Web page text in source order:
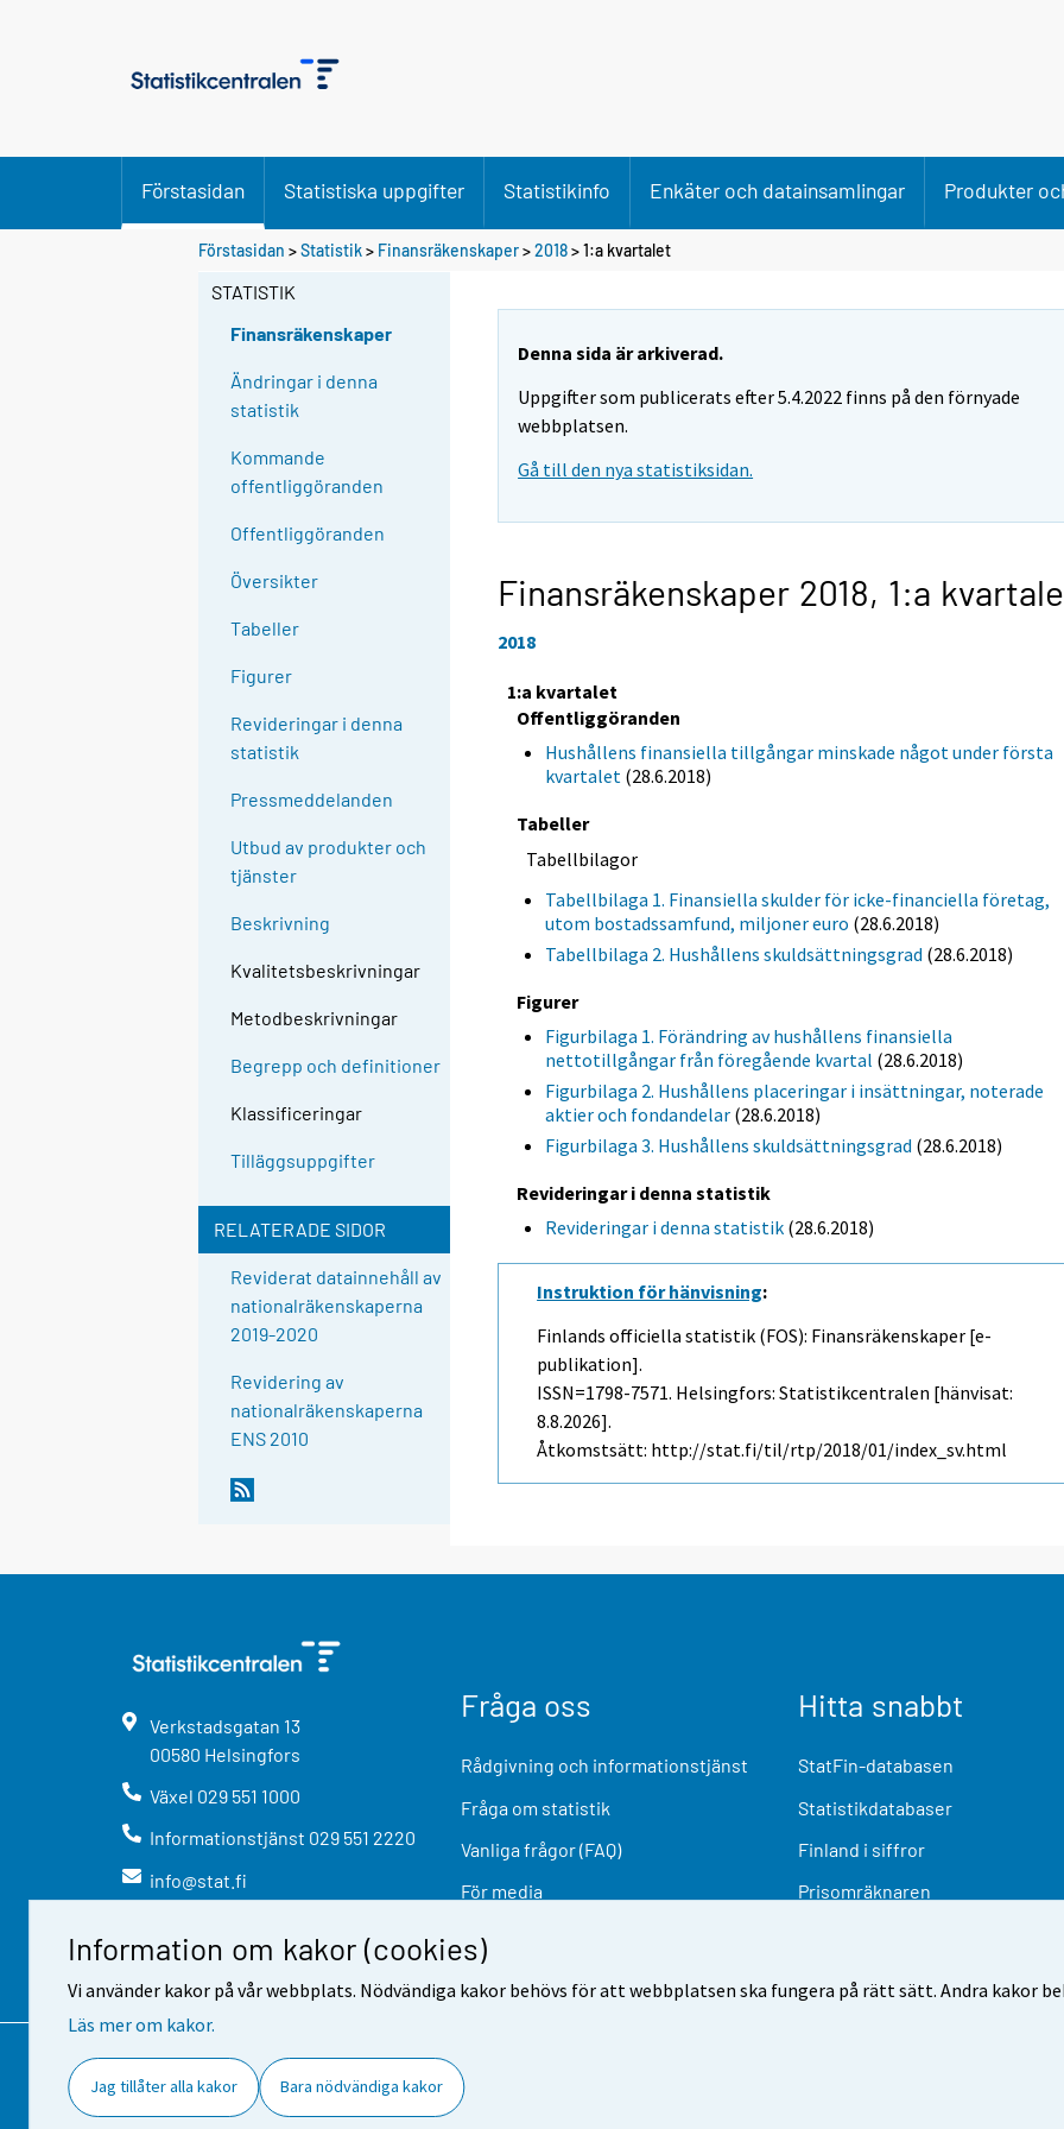
Information om kakor (cookies)
Vi använder kakor på vår webbplats. Nödvändiga kakor behövs för att webbplatsen ska fungera på rätt sätt. Andra kakor
Läs mer om kakor.
Jag tillåter alla kakor Bara nödvändiga kakor
Förstasidan Statistiska uppgifter Statistikinfo Enkäter och datainsamlingar Produkter
Förstasidan >Statistik> Finansräkenskaper>2018>1:a kvartalet
STATISTIK
Finansräkenskaper
Ändringar i denna
statistik
Kommande
offentliggöranden
Offentliggöranden
Översikter
Tabeller
Figurer
Revideringar i denna
statistik
Pressmeddelanden
Utbud av produkter och
tjänster
Beskrivning
Kvalitetsbeskrivningar
Metodbeskrivningar
Begrepp och definitioner
Klassificeringar
Tilläggsuppgifter
RELATERADE SIDOR
Reviderat datainnehåll av
nationalräkenskaperna
2019-2020
Revidering av
nationalräkenskaperna
ENS 2010
Denna sida är arkiverad.
Uppgifter som publicerats efter 5.4.2022 finns på den förnyade
webbplatsen.
Gå till den nya statistiksidan.
Finansräkenskaper 2018, 1:a
2018
1:a kvartalet
Offentliggöranden
Hushållens finansiella tillgångar minskade något under första
kvartalet (28.6.2018)
Tabeller
Tabellbilagor
Tabellbilaga 1. Finansiella skulder för icke-financiella företag,
utom bostadssamfund, miljoner euro (28.6.2018)
Tabellbilaga 2. Hushållens skuldsättningsgrad (28.6.2018)
Figurer
Figurbilaga 1. Förändring av hushållens finansiella
nettotillgångar från föregående kvartal (28.6.2018)
Figurbilaga 2. Hushållens placeringar i insättningar, noterade
aktier och fondandelar (28.6.2018)
Figurbilaga 3. Hushållens skuldsättningsgrad (28.6.2018)
Revideringar i denna statistik
Revideringar i denna statistik (28.6.2018)
Instruktion för hänvisning:
Finlands officiella statistik (FOS): Finansräkenskaper [e-
publikation].
ISSN=1798-7571. Helsingfors: Statistikcentralen [hänvisat:
8.8.2026].
Åtkomstsätt: http://stat.fi/til/rtp/2018/01/index_sv.html
Verkstadsgatan 13
00580 Helsingfors
Växel 029 551 1000
Informationstjänst 029 551 2220
info@stat.fi
Fråga oss
Rådgivning och informationstjänst
Fråga om statistik
Vanliga frågor (FAQ)
För media
Hitta snabbt
StatFin-databasen
Statistikdatabaser
Finland i siffror
Prisomräknaren
Kontaktinformation Respons